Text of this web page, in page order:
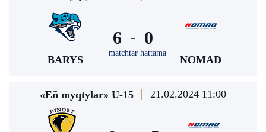
BARYS
6 -
matchtar hattama
0
NOMAD
«Eñ myqtylar» U-15 21.02.2024 11:00